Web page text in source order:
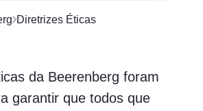
Diretrizes Éticas
da Beerenberg foram
garantir que todos que